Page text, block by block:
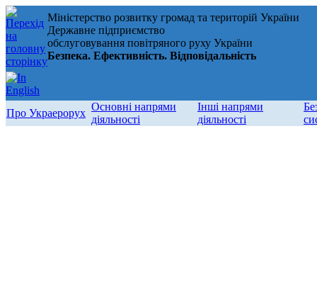
Міністерство розвитку громад та територій України
Державне підприємство
обслуговування повітряного руху України
Безпека. Ефективність. Відповідальність
Про Украерорух
Основні напрями
діяльності
Інші напрями
діяльності